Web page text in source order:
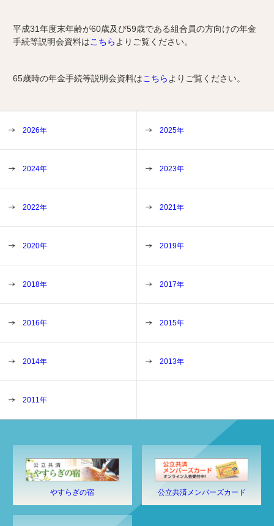
平成31年度末年齢が60歳及び59歳である組合員の方向けの年金
手続等説明会資料はこちら よりご覧ください。
65歳時の年金手続等説明会資料はこちら よりご覧ください。
2026年 2025年
2024年 2023年
2022年 2021年
2020年 2019年
2018年 2017年
2016年 2015年
2014年 2013年
2011年
やすらぎの宿 公立共済メンバーズカード